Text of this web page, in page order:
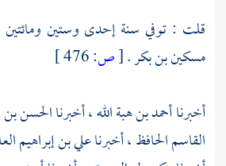
قلت : توفي سنة إحدى وستين
مسكين بن بكر.
[ص:
أخبرناأحمد بن هبة الله، أخبرناالحسن
القاسم الحافظ، أخبرناعلي بن إبراهيم